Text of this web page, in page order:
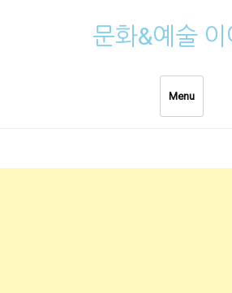
문화&예술 이
Menu